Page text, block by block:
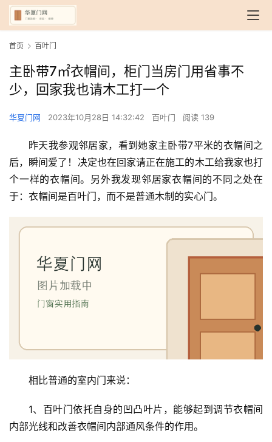
首页 百叶门
主卧带7㎡衣帽间，柜门当房门用省事不
少，回家我也请木工打一个
华夏门网 2023年10月28日 14:32:42 百叶门 阅读 139
昨天我参观邻居家，看到她家主卧带7平米的衣帽间之
后，瞬间爱了！决定也在回家请正在施工的木工给我家也打
个一样的衣帽间。另外我发现邻居家衣帽间的不同之处在
于：衣帽间是百叶门，而不是普通木制的实心门。
相比普通的室内门来说：
1、百叶门依托自身的凹凸叶片，能够起到调节衣帽间
内部光线和改善衣帽间内部通风条件的作用。